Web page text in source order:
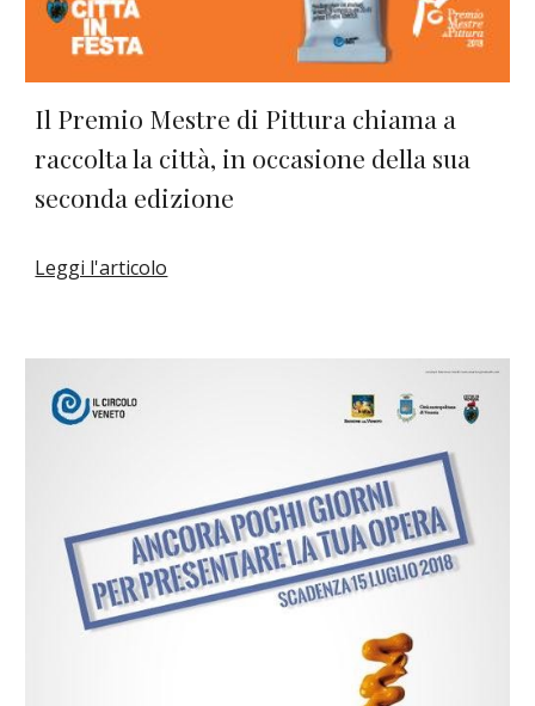
Il Premio Mestre di Pittura chiama a
raccolta la città, in occasione della sua
seconda edizione
Leggi l'articolo